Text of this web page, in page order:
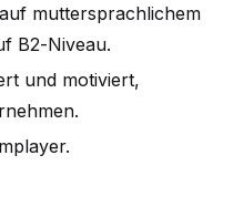
muttersprachlichem
B2-Niveau.
und motiviert,